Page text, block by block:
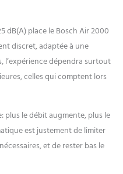
dB(A) place le Bosch Air 2000
discret, adaptée à une
l’expérience dépendra surtout
celles qui comptent lors
plus le débit augmente, plus le
est justement de limiter
et de rester bas le